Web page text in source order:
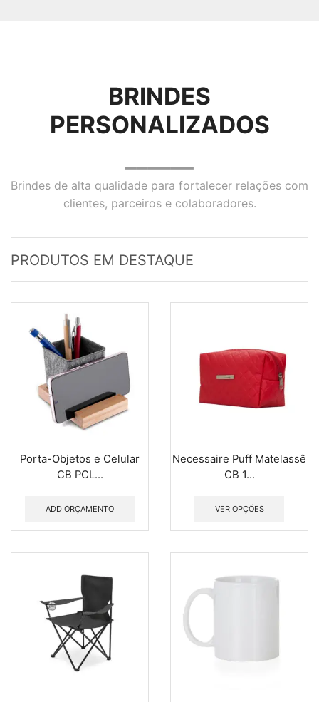
BRINDES
PERSONALIZADOS
Brindes de alta qualidade para fortalecer relações com
clientes, parceiros e colaboradores.
PRODUTOS EM DESTAQUE
Porta-Objetos e Celular
CB PCL...
ADD ORÇAMENTO
Necessaire Puff Matelassê
CB 1...
VER OPÇÕES